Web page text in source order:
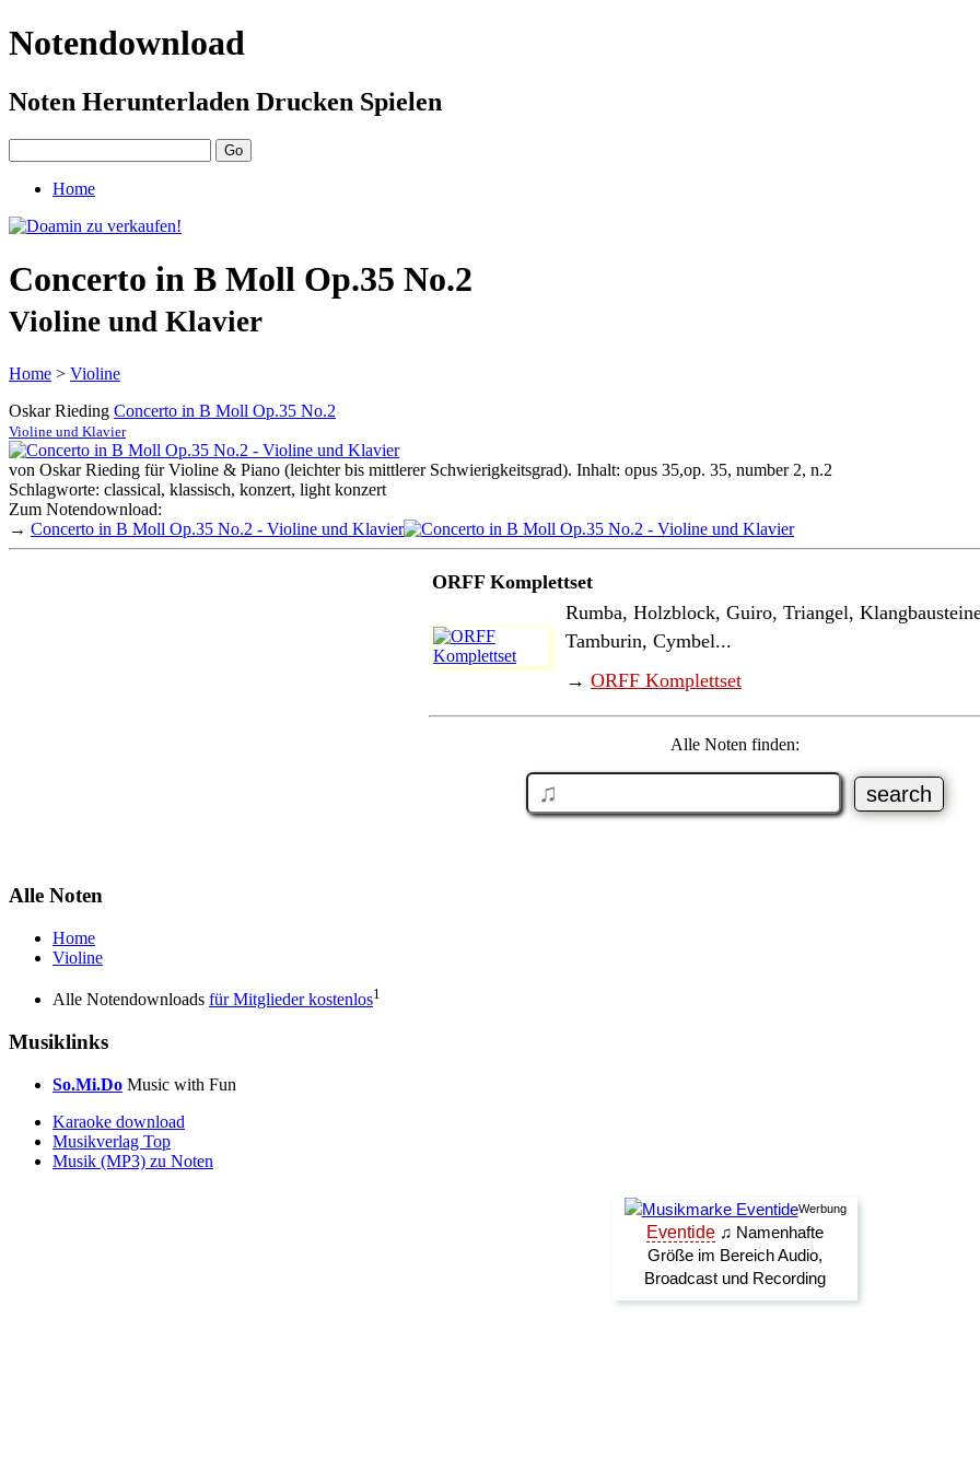
Notendownload
Noten Herunterladen Drucken Spielen
Home
Concerto in B Moll Op.35 No.2
Violine und Klavier
Home > Violine
Oskar Rieding Concerto in B Moll Op.35 No.2
Violine und Klavier
von Oskar Rieding für Violine & Piano (leichter bis mittlerer Schwierigkeitsgrad). Inhalt: opus 35,op. 35, number 2, n.2
Schlagworte: classical, klassisch, konzert, light konzert
Zum Notendownload:
→ Concerto in B Moll Op.35 No.2 - Violine und Klavier
ORFF Komplettset
Rumba, Holzblock, Guiro, Triangel,
Tamburin, Cymbel...
→ ORFF Komplettset
Alle Noten finden:
Alle Noten
Home
Violine
Alle Notendownloads für Mitglieder kostenlos1
Musiklinks
So.Mi.Do Music with Fun
Karaoke download
Musikverlag Top
Musik (MP3) zu Noten